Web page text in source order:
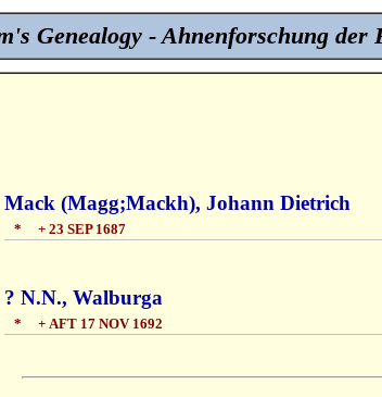
Genealogy - Ahnenforschung
Mack (Magg;Mackh), Johann Dietrich
* + 23 SEP 1687
? N.N., Walburga
* + AFT 17 NOV 1692